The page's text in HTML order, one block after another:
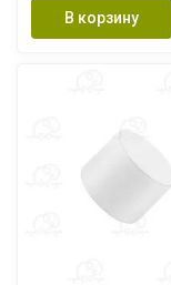
В корзину